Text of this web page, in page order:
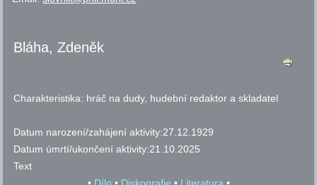
Bláha, Zdeněk
Charakteristika: hráč na dudy, hudební redaktor a skladatel
Datum narození/zahájení aktivity:27.12.1929
Datum úmrtí/ukončení aktivity:21.10.2025
Text